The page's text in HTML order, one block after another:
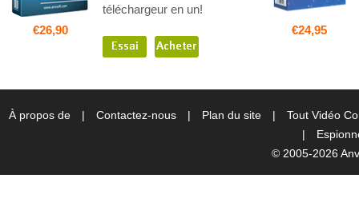
€26,90
téléchargeur en un!
€24,95
À propos de | Contactez-nous | Plan du site |
Tout Vidéo
|
© 2005-2026